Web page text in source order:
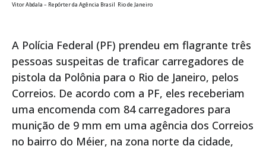
Vitor Abdala – Repórter da Agência Brasil Rio de Janeiro
A Polícia Federal (PF) prendeu em flagrante três
pessoas suspeitas de traficar carregadores de
pistola da Polônia para o Rio de Janeiro, pelos
Correios. De acordo com a PF, eles receberiam
uma encomenda com 84 carregadores para
munição de 9 mm em uma agência dos Correios
no bairro do Méier, na zona norte da cidade,